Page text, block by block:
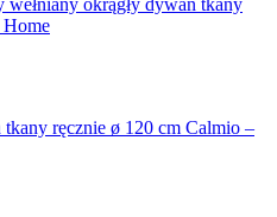
Home
tkany ręcznie ø 120 cm Calmio –